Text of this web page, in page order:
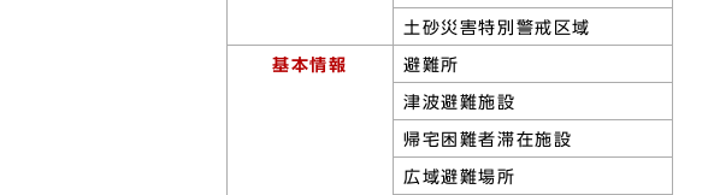
土砂災害特別警戒区域
基本情報 避難所
津波避難施設
帰宅困難者滞在施設
広域避難場所